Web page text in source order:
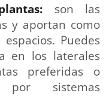
son las
y aportan como
Puedes
en los laterales
preferidas o
por sistemas